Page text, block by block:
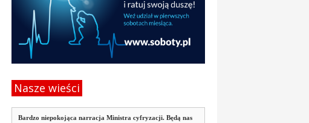
Nasze wieści
Bardzo niepokojąca narracja Ministra cyfryzacji. Będą nas